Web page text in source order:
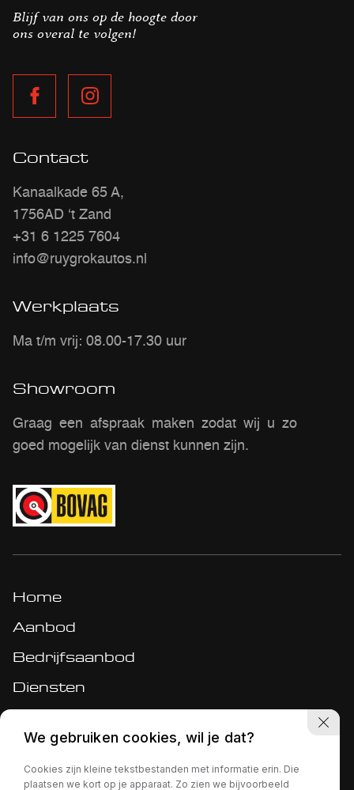
Blijf van ons op de hoogte door
ons overal te volgen!
Contact
Kanaalkade 65 A,
1756AD ‘t Zand
+31 6 1225 7604
info@ruygrokautos.nl
Werkplaats
Ma t/m vrij: 08.00-17.30 uur
Showroom
Graag een afspraak maken zodat wij u zo
goed mogelijk van dienst kunnen zijn.
Home
Aanbod
Bedrijfsaanbod
Diensten
Over ons
Verkocht
We gebruiken cookies, wil je dat?
Cookies zijn kleine tekstbestanden met informatie erin. Die
plaatsen we kort op je apparaat. Zo zien we bijvoorbeeld